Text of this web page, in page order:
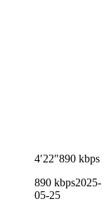
4′22″890 kbps
890 kbps2025-
05-25